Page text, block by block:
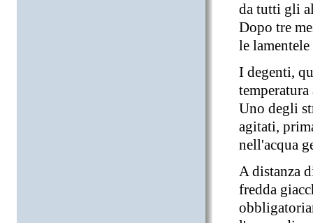
da tutti gli
Dopo tre
le
I degenti,
Uno degli
agitati,
nell'acqua
A distanza
fredda